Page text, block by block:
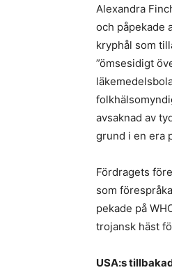
Alexandra
och påpekade
kryphål som
”ömsesidigt
avsaknad av
grund i en era
Fördragets
som
pekade på
trojansk häst
USA:s